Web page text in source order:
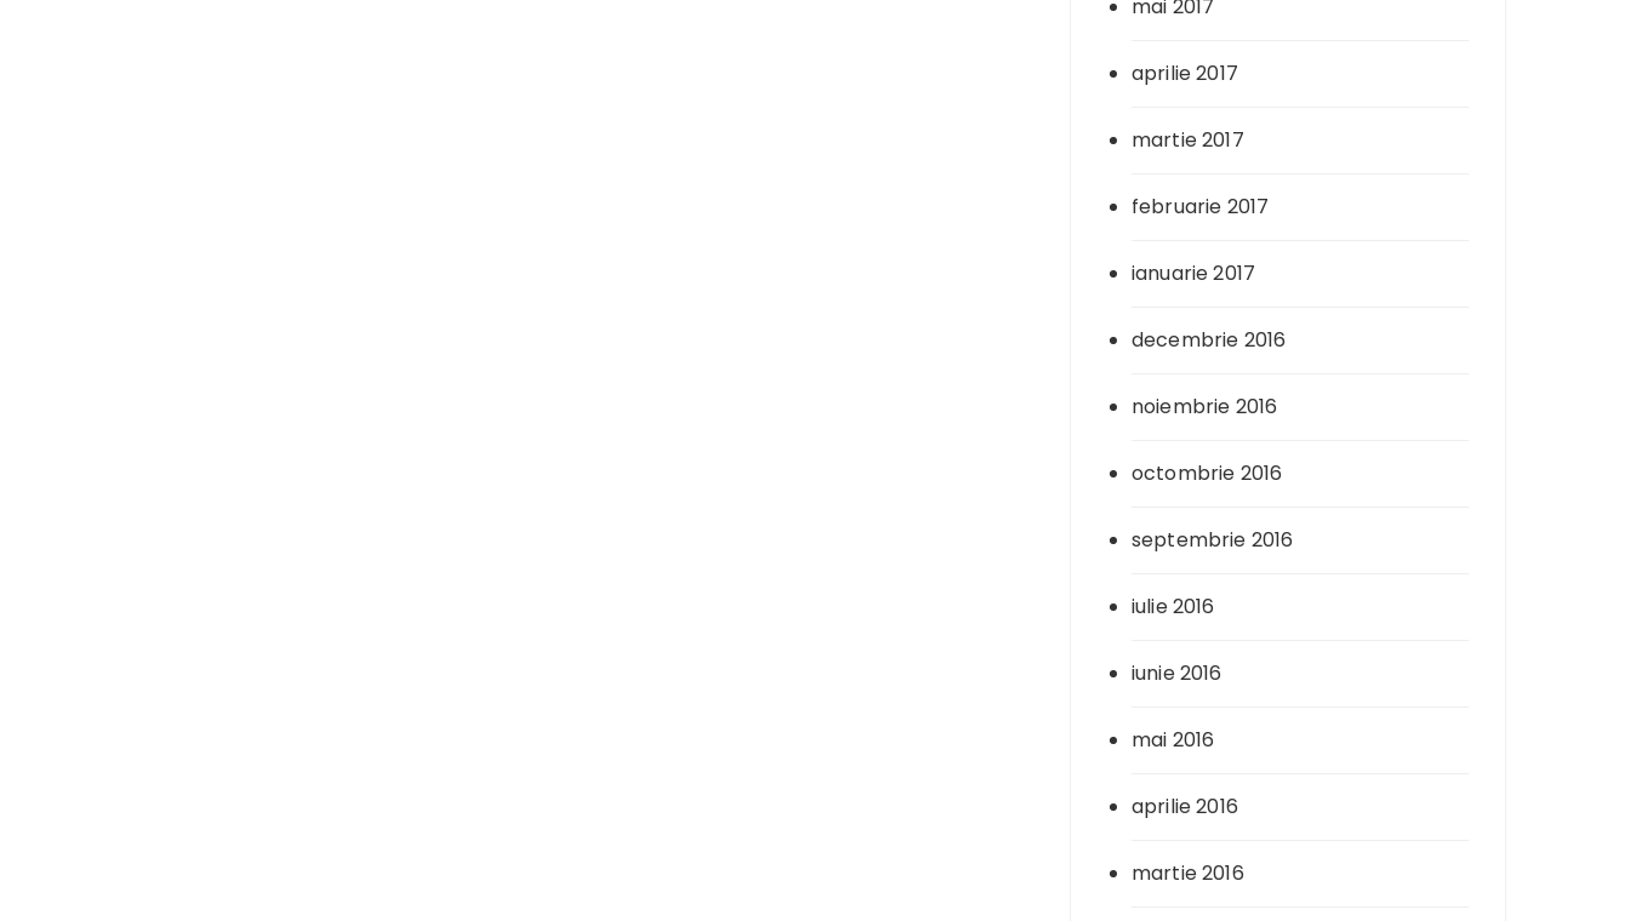
mai 2017
aprilie 2017
martie 2017
februarie 2017
ianuarie 2017
decembrie 2016
noiembrie 2016
octombrie 2016
septembrie 2016
iulie 2016
iunie 2016
mai 2016
aprilie 2016
martie 2016